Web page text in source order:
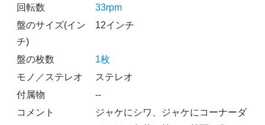
回転数
33rpm
盤のサイズ(イン
チ)
12インチ
盤の枚数
1枚
モノ／ステレオ
ステレオ
付属物
--
コメント
ジャケにシワ、ジャケにコーナーダ